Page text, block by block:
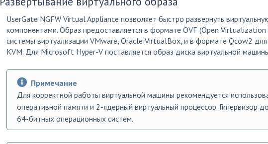
UserGate NGFW Virtual Appliance позволяет быстро развернуть
компонентами. Образ предоставляется в формате OVF (Open
системы виртуализации VMware, Oracle VirtualBox, и в формате Qcow2 для
KVM. Для Microsoft Hyper-V поставляется образ диска виртуальной
Примечание
Для корректной работы виртуальной машины рекомендуется
оперативной памяти и 2-ядерный виртуальный процессор. Гипервизор
64-битных операционных систем.